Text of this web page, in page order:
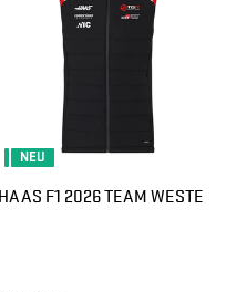
NEU
HAAS F1 2026 TEAM WESTE